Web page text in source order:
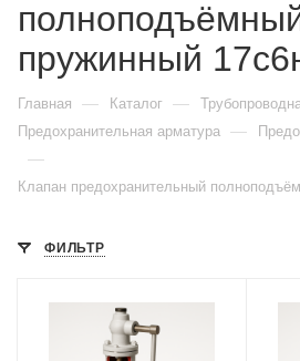
пружинный
Главная — Каталог —
Предохранительная арматура —
—
Клапан предохранительный
ФИЛЬТР